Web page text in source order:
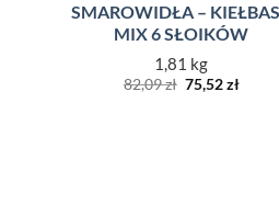
SMAROWIDŁA –
MIX 6 SŁOIKÓW
1,81 kg
82,09zł Pierwotna
cena
75,52zł